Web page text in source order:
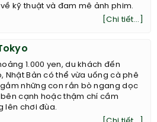
kỹ thuật và đam mê ảnh phim.
[Chi tiết...]
1.000 yen, du khách đến
Nhật Bản có thể vừa uống cà phê
những con rắn bò ngang dọc
cạnh hoặc thậm chí cầm
lên chơi đùa.